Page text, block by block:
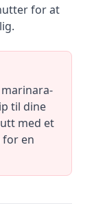
for at
til dine
med et
for en